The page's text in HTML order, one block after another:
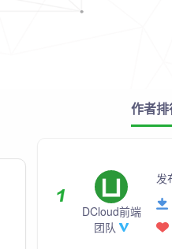
作者排
DCloud前端
团队
发